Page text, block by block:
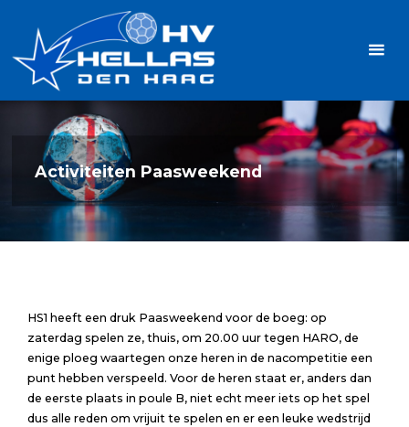
inhoud
Activiteiten Paasweekend
HS1 heeft een druk Paasweekend voor de boeg: op
zaterdag spelen ze, thuis, om 20.00 uur tegen HARO, de
enige ploeg waartegen onze heren in de nacompetitie een
punt hebben verspeeld. Voor de heren staat er, anders dan
de eerste plaats in poule B, niet echt meer iets op het spel
dus alle reden om vrijuit te spelen en er een leuke wedstrijd